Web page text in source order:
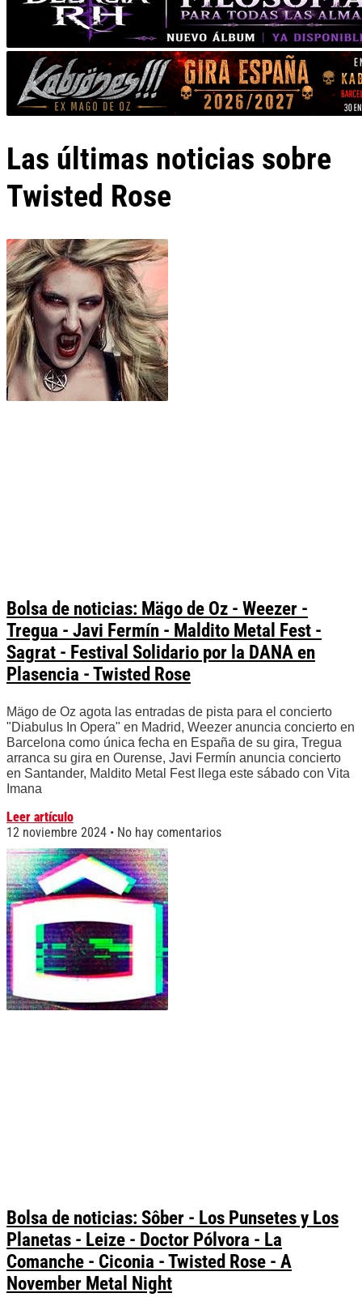
Las últimas noticias sobre
Twisted Rose
Bolsa de noticias: Mägo de Oz - Weezer -
Tregua - Javi Fermín - Maldito Metal Fest -
Sagrat - Festival Solidario por la DANA en
Plasencia - Twisted Rose
Mägo de Oz agota las entradas de pista para el concierto
"Diabulus In Opera" en Madrid, Weezer anuncia concierto en
Barcelona como única fecha en España de su gira, Tregua
arranca su gira en Ourense, Javi Fermín anuncia concierto
en Santander, Maldito Metal Fest llega este sábado con Vita
Imana
Leer artículo
12 noviembre 2024
No hay comentarios
Bolsa de noticias: Sôber - Los Punsetes y Los
Planetas - Leize - Doctor Pólvora - La
Comanche - Ciconia - Twisted Rose - A
November Metal Night